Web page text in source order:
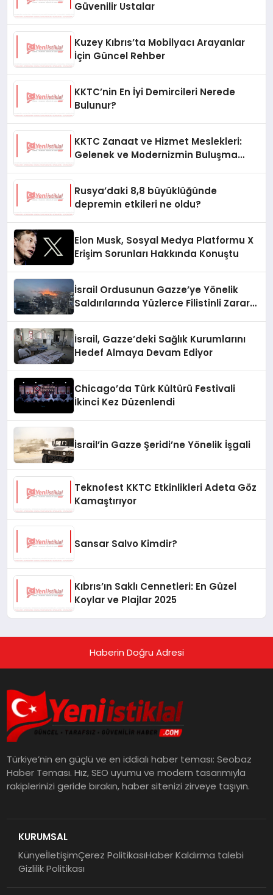
Güvenilir Ustalar
Kuzey Kıbrıs’ta Mobilyacı Arayanlar
İçin Güncel Rehber
KKTC’nin En İyi Demircileri Nerede
Bulunur?
KKTC Zanaat ve Hizmet Meslekleri:
Gelenek ve Modernizmin Buluşma
Rusya’daki 8,8 büyüklüğünde
depremin etkileri ne oldu?
Elon Musk, Sosyal Medya Platformu X
Erişim Sorunları Hakkında Konuştu
İsrail Ordusunun Gazze’ye Yönelik
Saldırılarında Yüzlerce Filistinli Zarar
İsrail, Gazze’deki Sağlık Kurumlarını
Hedef Almaya Devam Ediyor
Chicago’da Türk Kültürü Festivali
İkinci Kez Düzenlendi
İsrail’in Gazze Şeridi’ne Yönelik İşgali
Teknofest KKTC Etkinlikleri Adeta Göz
Kamaştırıyor
Sansar Salvo Kimdir?
Kıbrıs’ın Saklı Cennetleri: En Güzel
Koylar ve Plajlar 2025
Haberin Doğru Adresi
Türkiye’nin en güçlü ve en iddialı haber teması: Seobaz
Haber Teması. Hız, SEO uyumu ve modern tasarımıyla
rakiplerinizi geride bırakın, haber sitenizi zirveye taşıyın.
KURUMSAL
KünyeİletişimÇerez PolitikasıHaber Kaldırma talebi
Gizlilik Politikası